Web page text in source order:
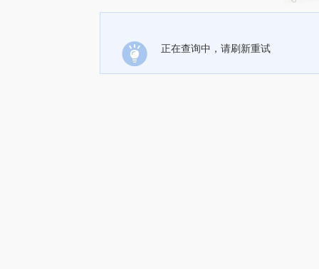
正在查询中，请刷新重试